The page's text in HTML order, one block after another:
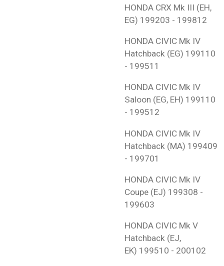
HONDA CRX Mk III (EH,
EG) 199203 - 199812
HONDA CIVIC Mk IV
Hatchback (EG) 199110
- 199511
HONDA CIVIC Mk IV
Saloon (EG, EH) 199110
- 199512
HONDA CIVIC Mk IV
Hatchback (MA) 199409
- 199701
HONDA CIVIC Mk IV
Coupe (EJ) 199308 -
199603
HONDA CIVIC Mk V
Hatchback (EJ,
EK) 199510 - 200102